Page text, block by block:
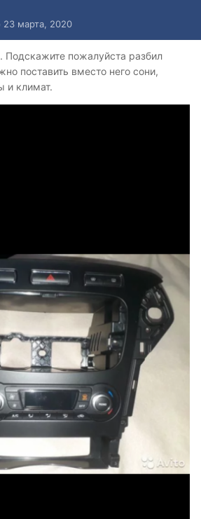
23 марта, 2020
Подскажите пожалуйста разбил
поставить вместо него сони,
и климат.